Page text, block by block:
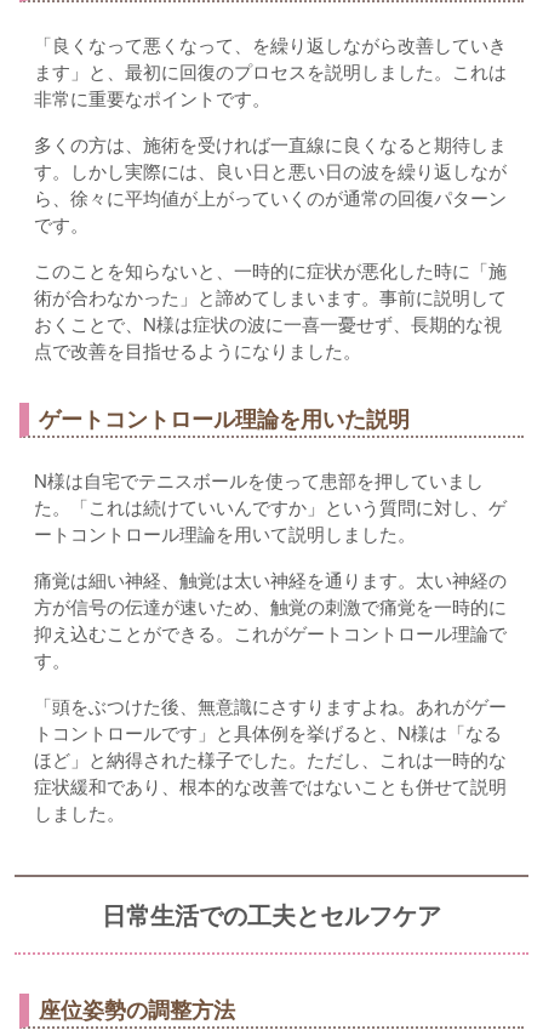
「良くなって悪くなって、を繰り返しながら改善していき
ます」と、最初に回復のプロセスを説明しました。これは
非常に重要なポイントです。
多くの方は、施術を受ければ一直線に良くなると期待しま
す。しかし実際には、良い日と悪い日の波を繰り返しなが
ら、徐々に平均値が上がっていくのが通常の回復パターン
です。
このことを知らないと、一時的に症状が悪化した時に「施
術が合わなかった」と諦めてしまいます。事前に説明して
おくことで、N様は症状の波に一喜一憂せず、長期的な視
点で改善を目指せるようになりました。
ゲートコントロール理論を用いた説明
N様は自宅でテニスボールを使って患部を押していまし
た。「これは続けていいんですか」という質問に対し、ゲ
ートコントロール理論を用いて説明しました。
痛覚は細い神経、触覚は太い神経を通ります。太い神経の
方が信号の伝達が速いため、触覚の刺激で痛覚を一時的に
抑え込むことができる。これがゲートコントロール理論で
す。
「頭をぶつけた後、無意識にさすりますよね。あれがゲー
トコントロールです」と具体例を挙げると、N様は「なる
ほど」と納得された様子でした。ただし、これは一時的な
症状緩和であり、根本的な改善ではないことも併せて説明
しました。
日常生活での工夫とセルフケア
座位姿勢の調整方法